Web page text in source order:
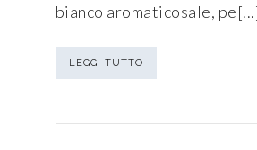
bianco aromaticosale,
LEGGI TUTTO